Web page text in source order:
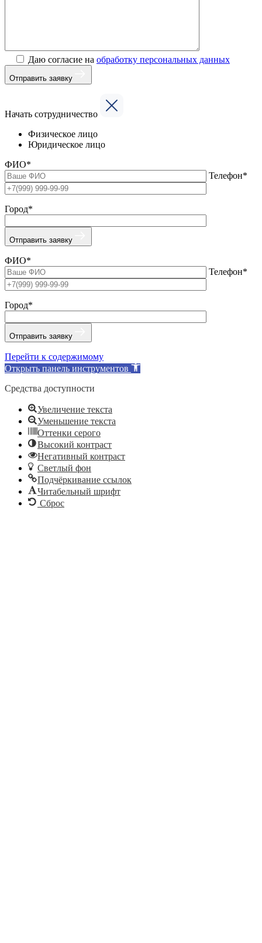
Даю согласие на обработку персональных данных
Отправить заявку
Начать сотрудничество
Физическое лицо
Юридическое лицо
ФИО*
Телефон*
Город*
Отправить заявку
ФИО*
Телефон*
Город*
Отправить заявку
Перейти к содержимому
Открыть панель инструментов
Средства доступности
Увеличение текста
Уменьшение текста
Оттенки серого
Высокий контраст
Негативный контраст
Светлый фон
Подчёркивание ссылок
Читабельный шрифт
Сброс